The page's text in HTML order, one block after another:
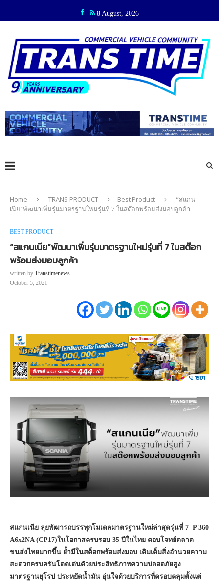
8 August, 2026
Home TRANS PRODUCT Best Product
“สแกน
เนีย”พัฒนาเพิ่มรุ่นมาตรฐานใหม่รุ่นที่ 7 ในสต๊อกพร้อมส่งมอบลูกค้า
BEST PRODUCT
“สแกนเนีย”พัฒนาเพิ่มรุ่นมาตรฐานใหม่รุ่นที่ 7 ในสต๊อก
พร้อมส่งมอบลูกค้า
written by Transtimenews
October 5, 2021
สแกนเนีย ลุยพัฒารถบรรทุกโมเดลมาตรฐานใหม่ล่าสุดรุ่นที่ 7 P 360
A6x2NA (CP17)ในโอกาสครบรอบ 35 ปีในไทย ตอบโจทย์ตลาด
ขนส่งไทยมากขึ้น ย้ำมีในสต็อกพร้อมส่งมอบ เติมเต็มสิ่งอำนวยความ
สะดวกครบครันโดดเด่นด้วยประสิทธิภาพความปลอดภัยสูง
มาตรฐานยุโรป ประหยัดน้ำมัน อุ่นใจด้วยบริการที่ครอบคลุมตั้งแต่